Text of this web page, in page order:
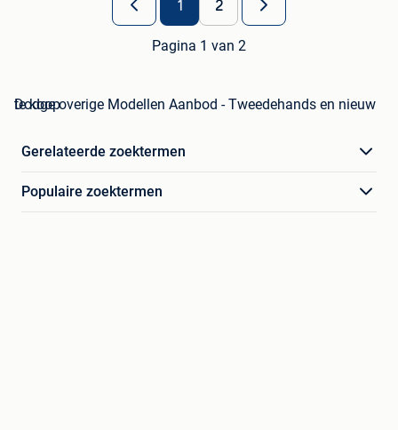
1 2
Pagina 1 van 2
Dodge overige Modellen Aanbod - Tweedehands en nieuw te koop
Gerelateerde zoektermen
Populaire zoektermen